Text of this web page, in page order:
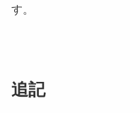
す。
追記